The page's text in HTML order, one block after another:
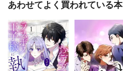
あわせてよく買われている本